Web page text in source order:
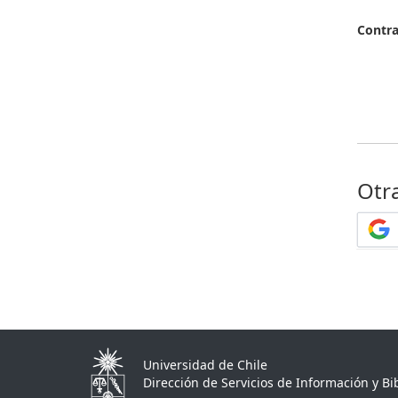
Universidad de Chile
Dirección de Servicios de Información y